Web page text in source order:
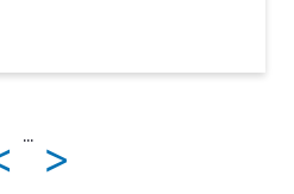
... >